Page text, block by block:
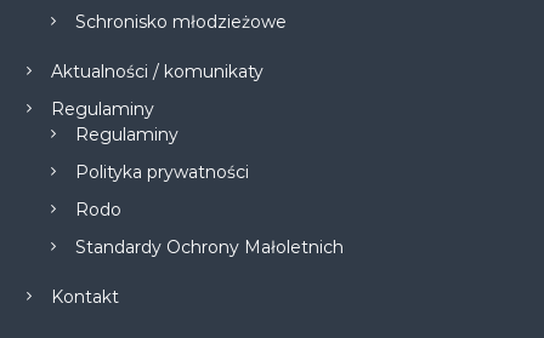
Schronisko młodzieżowe
Aktualności / komunikaty
Regulaminy
Regulaminy
Polityka prywatności
Rodo
Standardy Ochrony Małoletnich
Kontakt